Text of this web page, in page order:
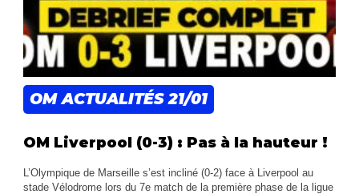
OM ACTUALITÉS21/01
OM Liverpool (0-3) : Pas à la hauteur !
L’Olympique de Marseille s’est incliné (0-2) face à Liverpool au
stade Vélodrome lors du 7e match de la première phase de la ligue